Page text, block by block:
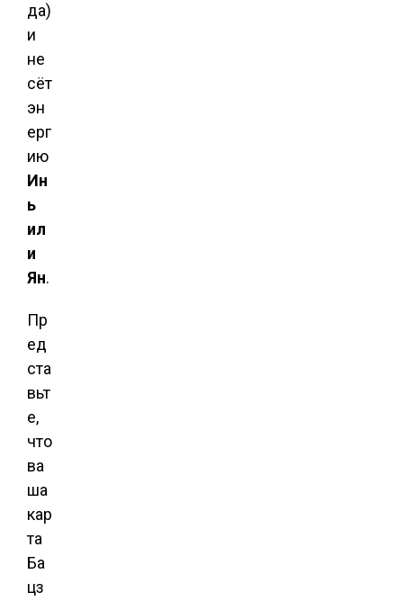
да)
и
не
сёт
эн
ерг
ию
Ин
ь
ил
и
Ян.
Пр
ед
ста
вьт
е,
что
ва
ша
кар
та
Ба
цз